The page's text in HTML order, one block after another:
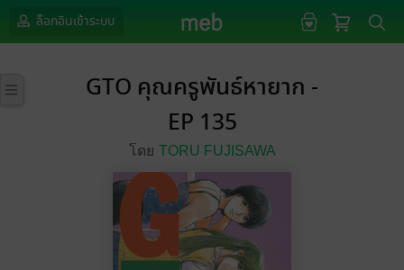
ล็อกอินเข้าระบบ
GTO คุณครูพันธ์หายาก -
EP 135
โดย TORU FUJISAWA